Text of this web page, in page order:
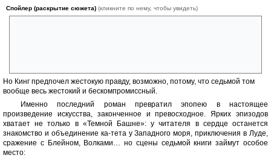
Спойлер (раскрытие сюжета) (кликните по нему, чтобы увидеть)
Но Кинг предпочел жестокую правду, возможно, потому, что седьмой том
вообще весь жестокий и бескомпромиссный.
Именно последний роман превратил эпопею в настоящее
произведение искусства, законченное и превосходное. Ярких эпизодов
хватает не только в «Темной Башне»: у читателя в сердце останется
знакомство и объединение ка-тета у Западного моря, приключения в Луде,
сражение с Блейном, Волками… но сцены седьмой книги займут особое
место: